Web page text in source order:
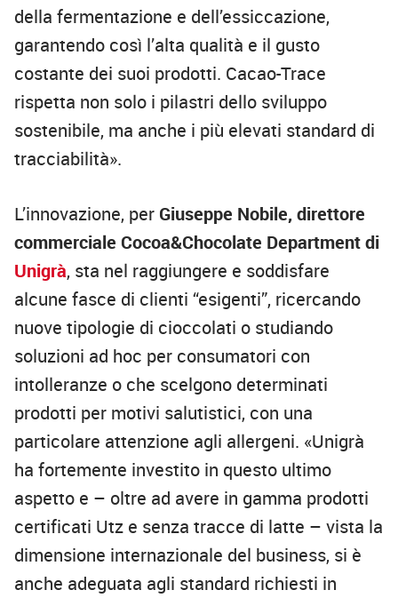
della fermentazione e dell’essiccazione,
garantendo così l’alta qualità e il gusto
costante dei suoi prodotti. Cacao-Trace
rispetta non solo i pilastri dello sviluppo
sostenibile, ma anche i più elevati standard di
tracciabilità».
L’innovazione, per Giuseppe Nobile, direttore
commerciale Cocoa&Chocolate Departmentdi
Unigrà, sta nel raggiungere e soddisfare
alcune fasce di clienti “esigenti”, ricercando
nuove tipologie di cioccolati o studiando
soluzioni ad hoc per consumatori con
intolleranze o che scelgono determinati
prodotti per motivi salutistici, con una
particolare attenzione agli allergeni. «Unigrà
ha fortemente investito in questo ultimo
aspetto e – oltre ad avere in gamma prodotti
certificati Utz e senza tracce di latte – vista la
dimensione internazionale del business, si è
anche adeguata agli standard richiesti in